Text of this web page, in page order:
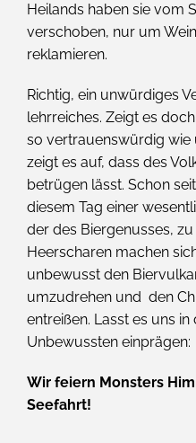
Heilands haben sie vom
verschoben, nur um
reklamieren.
Richtig, ein unwürdiges
lehrreiches. Zeigt es
so vertrauenswürdig wie
zeigt es auf, dass des
betrügen lässt. Schon
diesem Tag einer
der des Biergenusses,
Heerscharen machen
unbewusst den
umzudrehen und den
entreißen. Lasst es uns
Unbewussten einprägen:
Wir feiern Monsters
Seefahrt!